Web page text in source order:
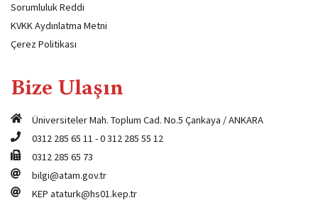
Sorumluluk Reddi
KVKK Aydınlatma Metni
Çerez Politikası
Bize Ulaşın
Üniversiteler Mah. Toplum Cad. No.5 Çankaya / ANKARA
0312 285 65 11 -0 312 285 55 12
0312 285 65 73
bilgi@atam.gov.tr
KEP ataturk@hs01.kep.tr